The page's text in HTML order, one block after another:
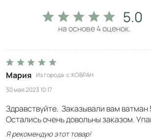
5.0
на основе4оценок.
Мария Из города с.КОВРАН
30 мая 2023 10:17
Здравствуйте. Заказывали вам ватман
Остались очень довольны заказом.
Я рекомендую этот товар!